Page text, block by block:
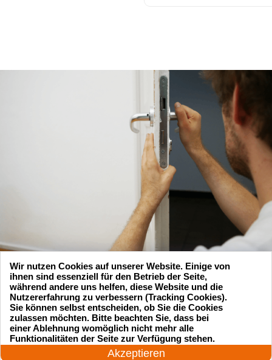
Suchen Sie einen Schlüsseldienst
zu einem vernünftigen Preis?
24 Stunden am Tag
Akzeptieren
Wir nutzen Cookies auf unserer Website. Einige von
ihnen sind essenziell für den Betrieb der Seite,
während andere uns helfen, diese Website und die
Nutzererfahrung zu verbessern (Tracking Cookies).
Sie können selbst entscheiden, ob Sie die Cookies
zulassen möchten. Bitte beachten Sie, dass bei
einer Ablehnung womöglich nicht mehr alle
Funktionalitäten der Seite zur Verfügung stehen.